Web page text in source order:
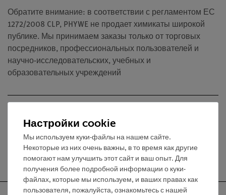
Обратите внимание: в соответствии с регламентом ЕС
1272/2008 CLP, PHYWE не продает химикаты широкой
публике. Мы принимаем заказы только от торговых
посредников, профессиональных пользователей и
научно-исследовательских, учебных и
образовательных учреждений
Бесплатная доставка от 300,- €
Настройки cookie
Мы используем куки-файлы на нашем сайте.
Некоторые из них очень важны, в то время как другие
помогают нам улучшить этот сайт и ваш опыт. Для
получения более подробной информации о куки-
файлах, которые мы используем, и ваших правах как
пользователя, пожалуйста, ознакомьтесь с нашей